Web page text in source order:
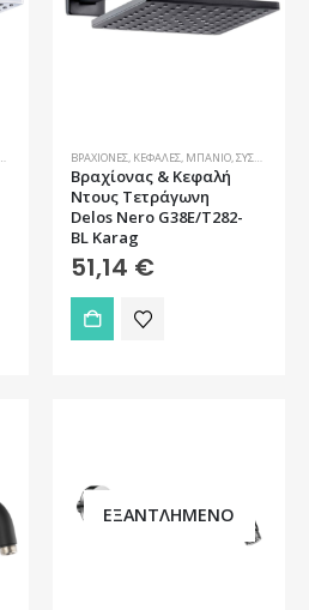
ΒΡΑΧΊΟΝΕΣ, ΚΕΦΑΛΈΣ, ΜΠΆΝΙΟ,ΣΥΣΤΉΜΑΤΑ ΕΝΤΟΙΧΙΣΜΟΎ
Βραχίονας & Κεφαλή
Ντους Τετράγωνη
Delos Nero G38E/T282-
BL Karag
51,14 €
ΕΞΑΝΤΛΗΜΈΝΟ